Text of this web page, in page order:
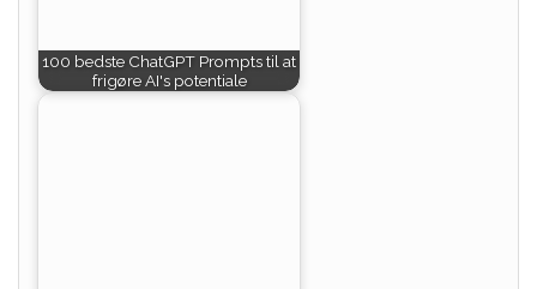
100 bedste ChatGPT Prompts til at
frigøre AI's potentiale